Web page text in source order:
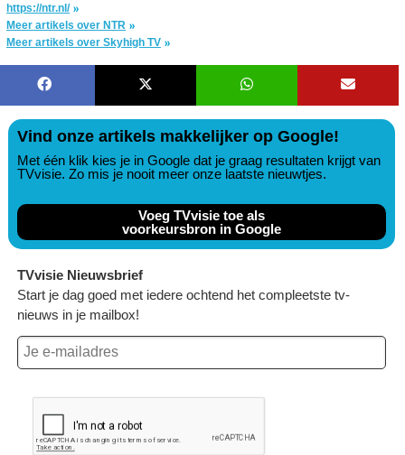
https://ntr.nl/
Meer artikels over NTR
Meer artikels over Skyhigh TV
Vind onze artikels makkelijker op Google!
Met één klik kies je in Google dat je graag resultaten krijgt van
TVvisie. Zo mis je nooit meer onze laatste nieuwtjes.
Voeg TVvisie toe als
voorkeursbron in Google
TVvisie Nieuwsbrief
Start je dag goed met iedere ochtend het compleetste tv-
nieuws in je mailbox!